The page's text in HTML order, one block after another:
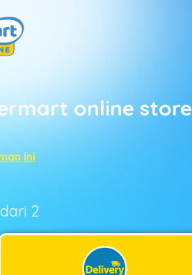
online store
ini
dari 2